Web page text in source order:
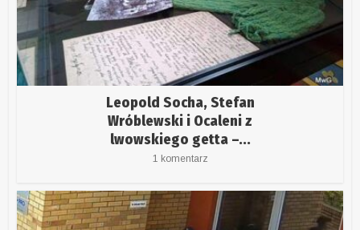
Leopold Socha, Stefan
Wróblewski i Ocaleni z
lwowskiego getta –...
1 komentarz